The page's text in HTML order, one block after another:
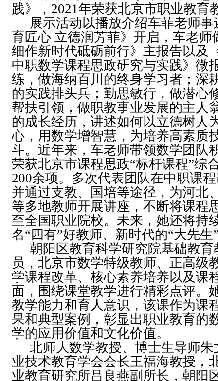
践》，2021年荣获北京市职业教育
展示活动以播放介绍车菲老师
育匠心 立德润芳菲》开启，车老师
细作新时代砥砺前行》主报告以及
中职数学课程思政研究与实践》微
练，做海纳百川的终身学习者；深
的实践排头兵；勤思敏行，做潜心
帮扶引领，做职教事业发展的主人
的成长经历，讲述如何以立德树人
心，用数学增智慧，为培养高素质
斗。近年来，车老师带领数学团队
荣获北京市课程思政“标杆课程”综
200余项。多次代表团队在中职课
并通过支教、国培等途径，为河北
等多地教师开展讲座，不断将课程
至全国职业院校。未来，她还将持
名“四有”好教师、新时代的“大先生
朝阳区教育科学研究院基础教
员，北京市数学特级教师、正高级
学课程改革、核心素养培养以及课
面，围绕课堂教学进行精彩点评。
教学能力和育人意识，该课作为课
果和典型案例，彰显出职业教育的
学的应用价值和文化价值。
北师大数学教授、博士生导师
业技术教育学会会长王福海教授，
业教育研究所吕良燕副所长，朝阳